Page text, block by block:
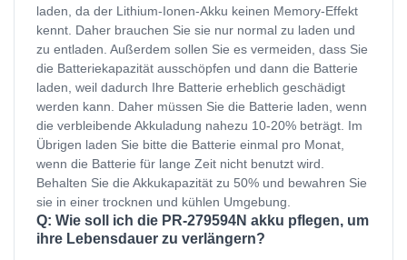
laden, da der Lithium-Ionen-Akku keinen Memory-Effekt
kennt. Daher brauchen Sie sie nur normal zu laden und
zu entladen. Außerdem sollen Sie es vermeiden, dass Sie
die Batteriekapazität ausschöpfen und dann die Batterie
laden, weil dadurch Ihre Batterie erheblich geschädigt
werden kann. Daher müssen Sie die Batterie laden, wenn
die verbleibende Akkuladung nahezu 10-20% beträgt. Im
Übrigen laden Sie bitte die Batterie einmal pro Monat,
wenn die Batterie für lange Zeit nicht benutzt wird.
Behalten Sie die Akkukapazität zu 50% und bewahren Sie
sie in einer trocknen und kühlen Umgebung.
Q: Wie soll ich die PR-279594N akku pflegen, um
ihre Lebensdauer zu verlängern?